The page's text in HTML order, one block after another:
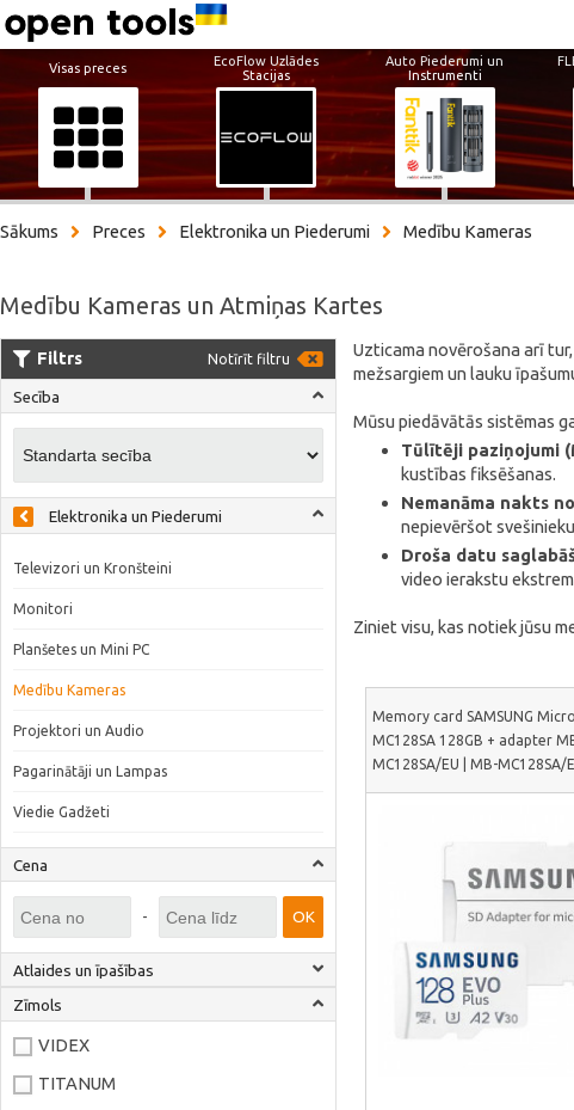
Visas preces
EcoFlow Uzlādes
Stacijas
Auto Piederumi un
Instrumenti
Sākums Preces Elektronika un Piederumi Medību Kameras
Medību Kameras un Atmiņas Kartes
Filtrs Notīrīt filtru
Secība
Elektronika un Piederumi
Televizori un Kronšteini
Monitori
Planšetes un Mini PC
Medību Kameras
Projektori un Audio
Pagarinātāji un Lampas
Viedie Gadžeti
Cena
- OK
Atlaides un īpašības
Zīmols
VIDEX
TITANUM
Uzticama novērošana arī
mežsargiem un lauku
Mūsu piedāvātās sistēmas
Tūlītēji paziņojumi
kustības fiksēšanas.
Nemanāma nakts
nepievēršot
Droša datu
video ierakstu
Ziniet visu, kas notiek jūsu
Memory card SAMSUNG
MC128SA 128GB + adapter
MC128SA/EU | MB-MC128SA/